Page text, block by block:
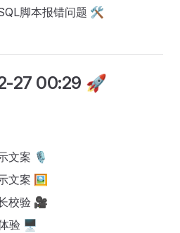
脚本报错问题 🛠️
27 00:29 🚀
文案 🎙️
文案 🖼️
校验 🎥
验 🖥️